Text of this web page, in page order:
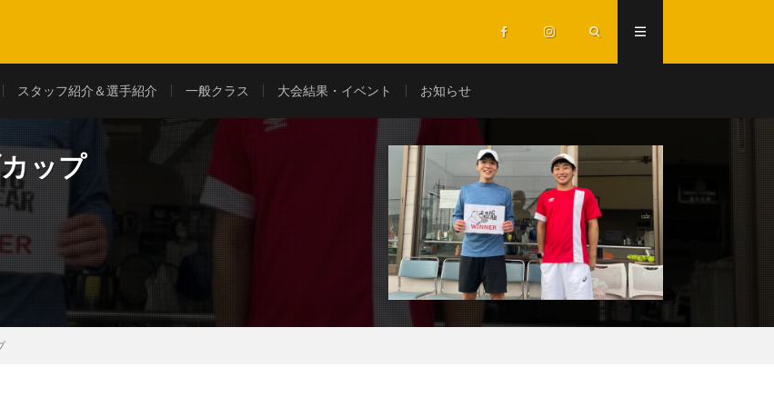
スタッフ紹介＆選手紹介 一般クラス 大会結果・イベント お知らせ
ップ